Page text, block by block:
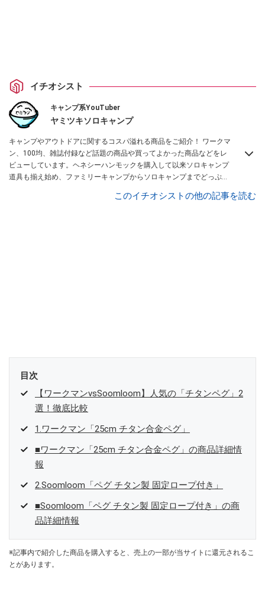
イチオシスト
キャンプ系YouTuber
ヤミツキソロキャンプ
キャンプやアウトドアに関するコスパ溢れる商品をご紹介！ ワークマ
ン、100均、雑誌付録など話題の商品や買ってよかった商品などをレ
ビューしています。ヘネシーハンモックを購入して以来ソロキャンプ
道具も揃え始め、ファミリーキャンプからソロキャンプまでどっぷり
このイチオシストの他の記事を読む
目次
【ワークマンvsSoomloom】人気の「チタンペグ」2
選！徹底比較
1.ワークマン「25cm チタン合金ペグ」
■ワークマン「25cm チタン合金ペグ」の商品詳細情
報
2.Soomloom「ペグ チタン製 固定ロープ付き」
■Soomloom「ペグ チタン製 固定ロープ付き」の商
品詳細情報
※記事内で紹介した商品を購入すると、売上の一部が当サイトに還元されるこ
とがあります。